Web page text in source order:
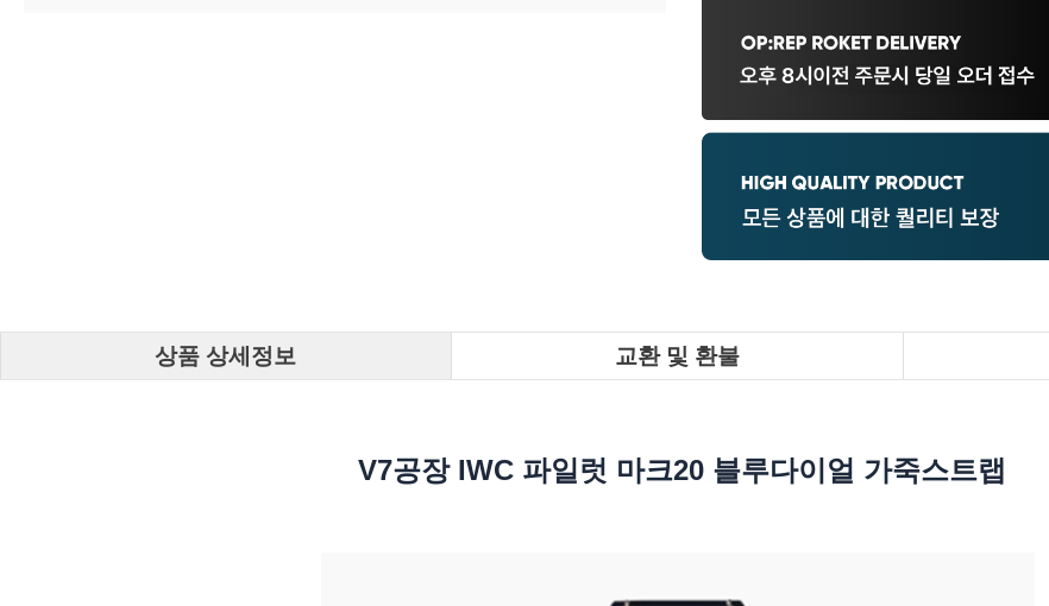
상품 상세정보 교환 및 환불
V7공장 IWC 파일럿 마크20 블루다이얼 가죽스트랩